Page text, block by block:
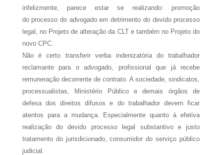
infelizmente, parece estar se realizando: promoção
do processo do advogado em detrimento do devido processo
legal, no Projeto de alteração da CLT e também no Projeto do
novo CPC.
Não é certo transferir verba indenizatória do trabalhador
reclamante para o advogado, profissional que já recebe
remuneração decorrente de contrato. A sociedade, sindicatos,
processualistas, Ministério Público e demais órgãos de
defesa dos direitos difusos e do trabalhador devem ficar
atentos para a mudança. Especialmente quanto à efetiva
realização do devido processo legal substantivo e justo
tratamento do jurisdicionado, consumidor do serviço público
judicial.